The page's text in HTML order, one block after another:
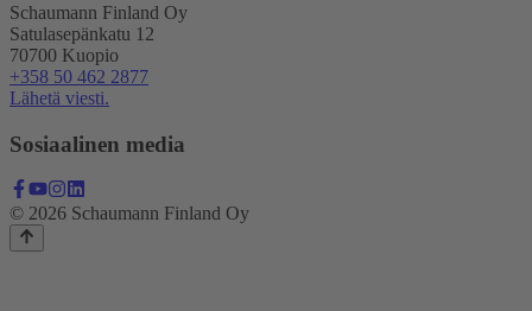
Schaumann Finland Oy
Satulasepänkatu 12
70700 Kuopio
+358 50 462 2877
Lähetä viesti.
Sosiaalinen media
© 2026 Schaumann Finland Oy